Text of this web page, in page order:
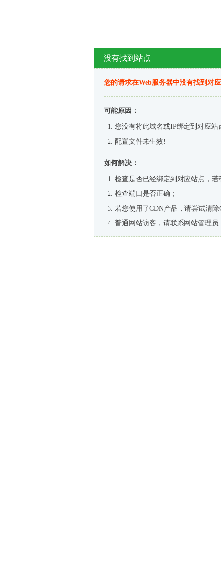
没有找到站点
您的请求在Web服务器中没有找到对
可能原因：
您没有将此域名或IP绑定到对应站
配置文件未生效!
如何解决：
检查是否已经绑定到对应站点，
检查端口是否正确；
若您使用了CDN产品，请尝试清除
普通网站访客，请联系网站管理员